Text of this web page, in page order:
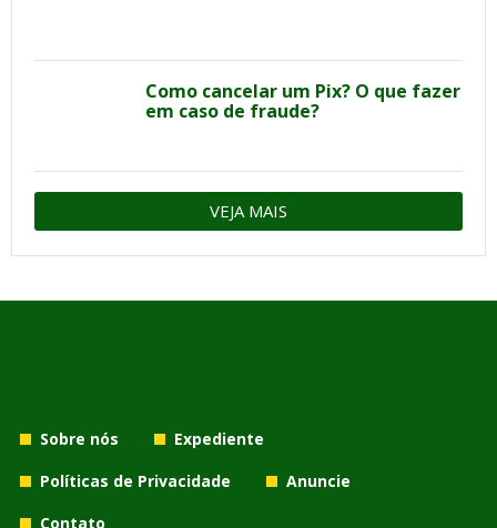
Como cancelar um Pix? O que fazer
em caso de fraude?
VEJA MAIS
Sobre nós
Expediente
Políticas de Privacidade
Anuncie
Contato